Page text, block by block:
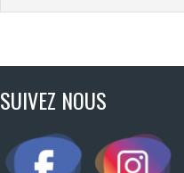
SUIVEZ NOUS